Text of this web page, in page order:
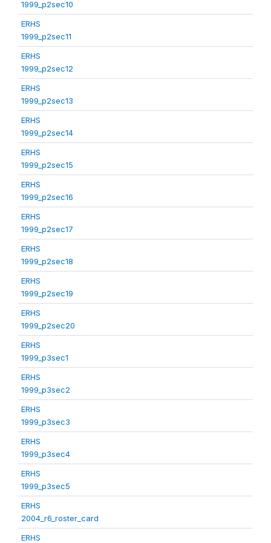
1999_p2sec10
ERHS
1999_p2sec11
ERHS
1999_p2sec12
ERHS
1999_p2sec13
ERHS
1999_p2sec14
ERHS
1999_p2sec15
ERHS
1999_p2sec16
ERHS
1999_p2sec17
ERHS
1999_p2sec18
ERHS
1999_p2sec19
ERHS
1999_p2sec20
ERHS
1999_p3sec1
ERHS
1999_p3sec2
ERHS
1999_p3sec3
ERHS
1999_p3sec4
ERHS
1999_p3sec5
ERHS
2004_r6_roster_card
ERHS